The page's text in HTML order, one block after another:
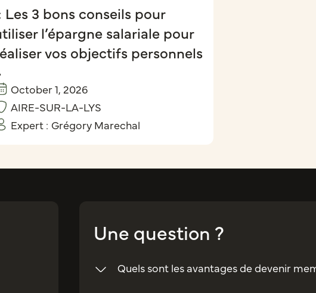
Les 3 bons conseils pour
l’épargne salariale pour
vos objectifs personnels
October 1, 2026
AIRE-SUR-LA-LYS
Expert : Grégory Marechal
Une question ?
Quels sont les avantages de devenir